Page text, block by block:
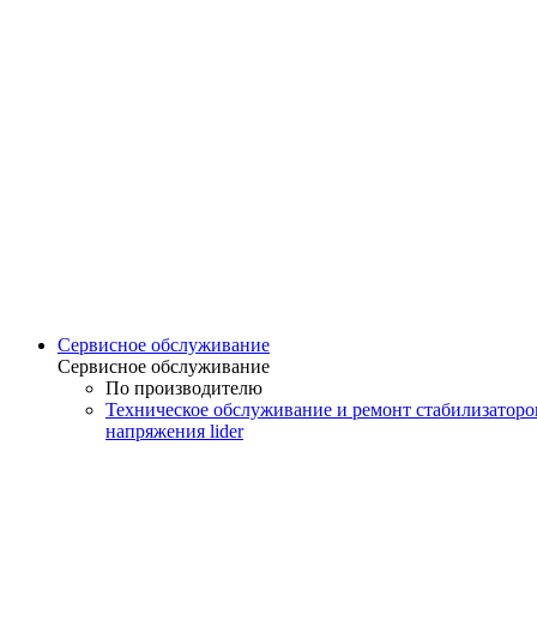
Сервисное обслуживание
Сервисное обслуживание
По производителю
Техническое обслуживание и ремонт
напряжения lider